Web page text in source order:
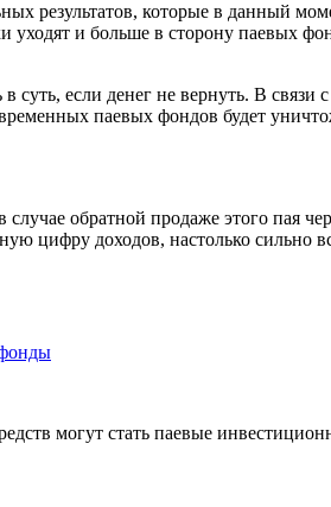
результатов, которые в данный
уходят и больше в сторону паевых
суть, если денег не вернуть. В связи
паевых фондов будет
обратной продаже этого пая
цифру доходов, настолько сильно
могут стать паевые